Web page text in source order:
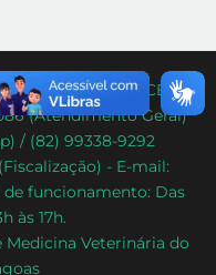
– Maceió/AL – CEP:
(Atendimento Geral)
/ (82) 99338-9292
- E-mail:
funcionamento: Das
às 17h.
Medicina Veterinária do